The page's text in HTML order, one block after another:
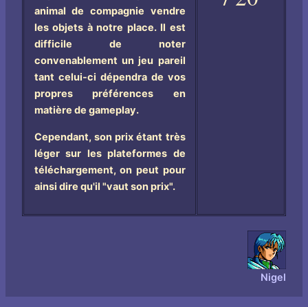
animal de compagnie vendre
les objets à notre place. Il est
difficile de noter
convenablement un jeu pareil
tant celui-ci dépendra de vos
propres préférences en
matière de gameplay.
Cependant, son prix étant très
léger sur les plateformes de
téléchargement, on peut pour
ainsi dire qu'il "vaut son prix".
Nigel